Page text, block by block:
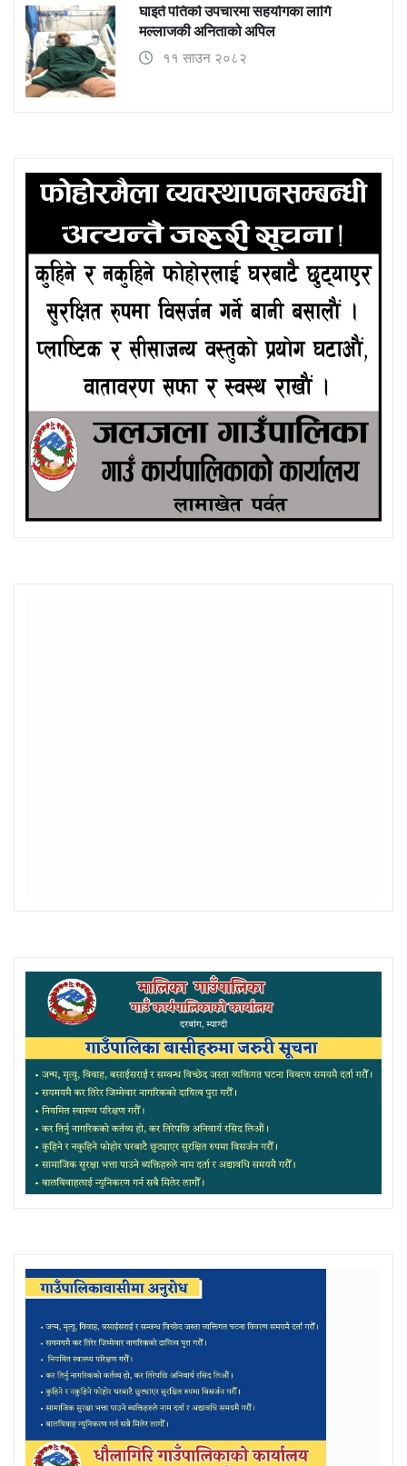
घाइते पतिको उपचारमा सहयोगका लागि
मल्लाजकी अनिताको अपिल
११ साउन २०८२